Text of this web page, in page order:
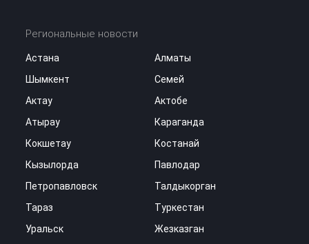
Региональные новости
Астана
Алматы
Шымкент
Семей
Актау
Актобе
Атырау
Караганда
Кокшетау
Костанай
Кызылорда
Павлодар
Петропавловск
Талдыкорган
Тараз
Туркестан
Уральск
Жезказган